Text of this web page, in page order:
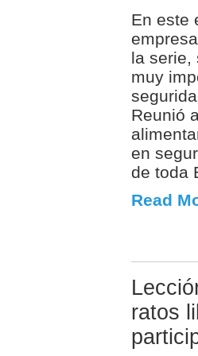
En este
la serie,
muy
Reunió
en
de toda
Read
ratos